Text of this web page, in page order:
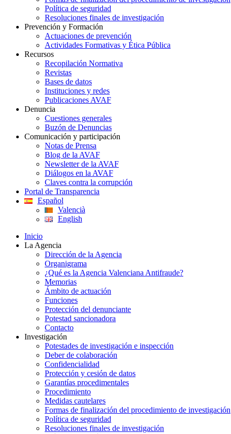
Política de seguridad
Resoluciones finales de investigación
Prevención y Formación
Actuaciones de prevención
Actividades Formativas y Ética Pública
Recursos
Recopilación Normativa
Revistas
Bases de datos
Instituciones y redes
Publicaciones AVAF
Denuncia
Cuestiones generales
Buzón de Denuncias
Comunicación y participación
Notas de Prensa
Blog de la AVAF
Newsletter de la AVAF
Diálogos en la AVAF
Claves contra la corrupción
Portal de Transparencia
Español
Valencià
English
Inicio
La Agencia
Dirección de la Agencia
Organigrama
¿Qué es la Agencia Valenciana Antifraude?
Memorias
Ámbito de actuación
Funciones
Protección del denunciante
Potestad sancionadora
Contacto
Investigación
Potestades de investigación e inspección
Deber de colaboración
Confidencialidad
Protección y cesión de datos
Garantías procedimentales
Procedimiento
Medidas cautelares
Formas de finalización del procedimiento de investigación
Política de seguridad
Resoluciones finales de investigación